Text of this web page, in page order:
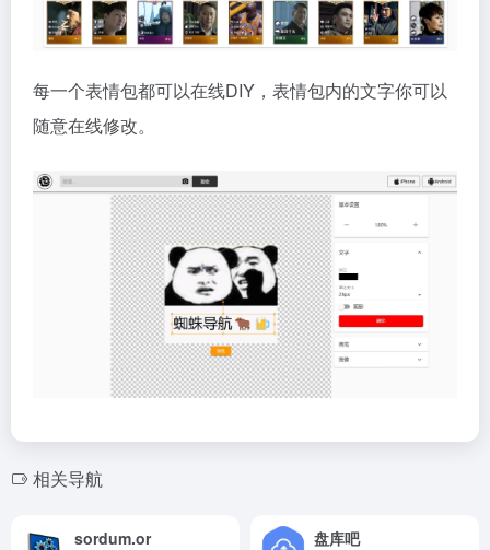
每一个表情包都可以在线DIY，表情包内的文字你可以
随意在线修改。
相关导航
sordum.or 盘库吧